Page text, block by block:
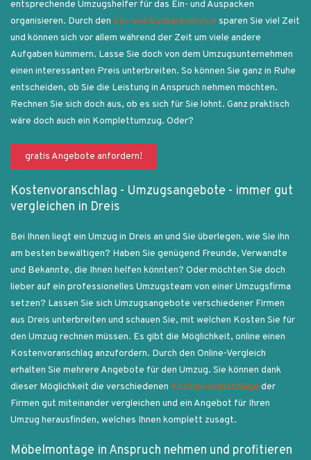
entsprechende Umzugshelfer für das Ein- und Auspacken
organisieren. Durch den Ein- und Auspackservice sparen Sie viel Zeit
und können sich vor allem während der Zeit um viele andere
Aufgaben kümmern. Lasse Sie doch von dem Umzugsunternehmen
einen interessanten Preis unterbreiten. So können Sie ganz in Ruhe
entscheiden, ob Sie die Leistung in Anspruch nehmen möchten.
Rechnen Sie sich doch aus, ob es sich für Sie lohnt. Ganz praktisch
wäre doch auch ein Komplettumzug. Oder?
gratis Angebote anfordern!
Kostenvoranschlag - Umzugsangebote - immer gut
vergleichen in Dreis
Bei Ihnen liegt ein Umzug in Dreis an und Sie überlegen, wie Sie ihn
am besten bewältigen? Haben Sie genügend Freunde, Verwandte
und Bekannte, die Ihnen helfen könnten? Oder möchten Sie doch
lieber auf ein professionelles Umzugsteam von einer Umzugsfirma
setzen? Lassen Sie sich Umzugsangebote verschiedener Firmen
aus Dreis unterbreiten und schauen Sie, mit welchen Kosten Sie für
den Umzug rechnen müssen. Es gibt die Möglichkeit, online einen
Kostenvoranschlag anzufordern. Durch den Online-Vergleich
erhalten Sie mehrere Angebote für den Umzug. Sie können dank
dieser Möglichkeit die verschiedenen Kostenvoranschläge der
Firmen gut miteinander vergleichen und ein Angebot für Ihren
Umzug herausfinden, welches Ihnen komplett zusagt.
Möbelmontage in Anspruch nehmen und profitieren